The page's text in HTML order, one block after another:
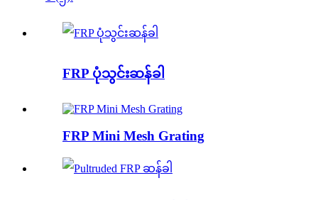
FRP ပုံသွင်းဆန်ခါ
FRP Mini Mesh Grating